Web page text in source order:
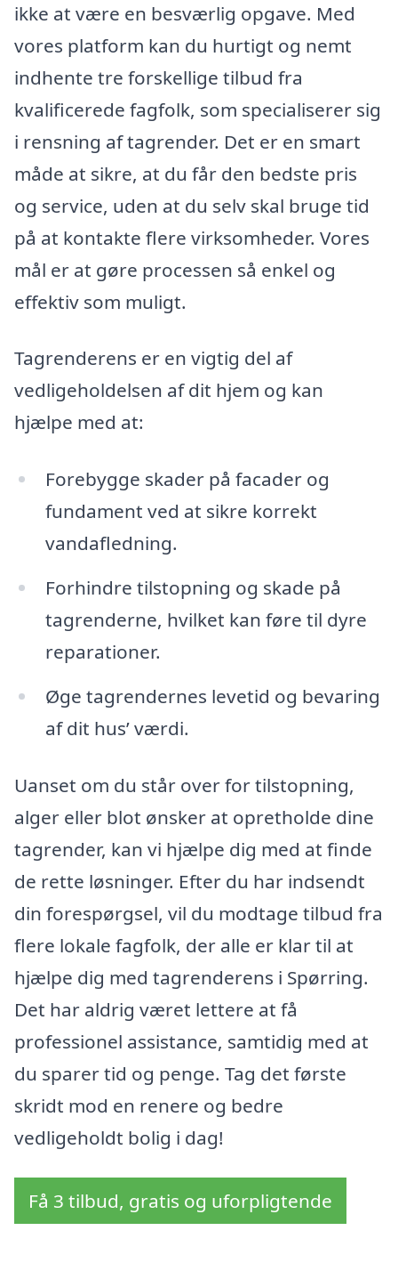
ikke at være en besværlig opgave. Med
vores platform kan du hurtigt og nemt
indhente tre forskellige tilbud fra
kvalificerede fagfolk, som specialiserer sig
i rensning af tagrender. Det er en smart
måde at sikre, at du får den bedste pris
og service, uden at du selv skal bruge tid
på at kontakte flere virksomheder. Vores
mål er at gøre processen så enkel og
effektiv som muligt.
Tagrenderens er en vigtig del af
vedligeholdelsen af dit hjem og kan
hjælpe med at:
Forebygge skader på facader og
fundament ved at sikre korrekt
vandafledning.
Forhindre tilstopning og skade på
tagrenderne, hvilket kan føre til dyre
reparationer.
Øge tagrendernes levetid og bevaring
af dit hus’ værdi.
Uanset om du står over for tilstopning,
alger eller blot ønsker at opretholde dine
tagrender, kan vi hjælpe dig med at finde
de rette løsninger. Efter du har indsendt
din forespørgsel, vil du modtage tilbud fra
flere lokale fagfolk, der alle er klar til at
hjælpe dig med tagrenderens i Spørring.
Det har aldrig været lettere at få
professionel assistance, samtidig med at
du sparer tid og penge. Tag det første
skridt mod en renere og bedre
vedligeholdt bolig i dag!
Få 3 tilbud, gratis og uforpligtende